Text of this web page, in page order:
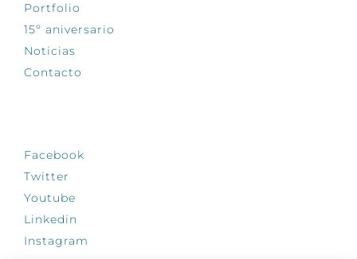
Portfolio
15º aniversario
Noticias
Contacto
Facebook
Twitter
Youtube
Linkedin
Instagram